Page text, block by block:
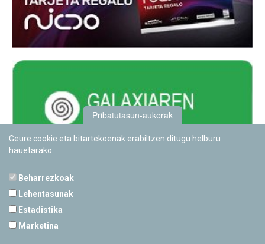
Pribatutasun-aukerak
Geure cookie eta bitartekoenak erabiltzen ditugu helburu
hauetarako:
Beharrezkoak
Lehentasunak
Estadistika
Marketina